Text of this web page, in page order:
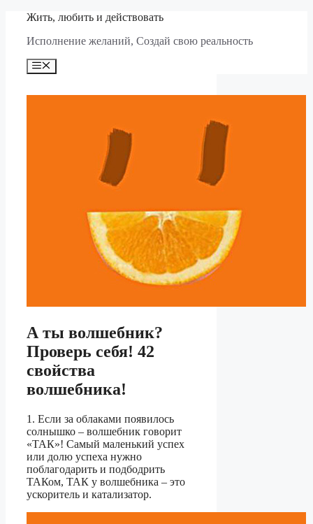
Перейти
содержимому
Жить, любить и действовать
Исполнение желаний, Создай свою реальность
Меню
А ты волшебник?
Проверь себя! 42
свойства
волшебника!
1. Если за облаками появилось
солнышко – волшебник говорит
«ТАК»! Самый маленький успех
или долю успеха нужно
поблагодарить и подбодрить
ТАКом, ТАК у волшебника – это
ускоритель и катализатор.